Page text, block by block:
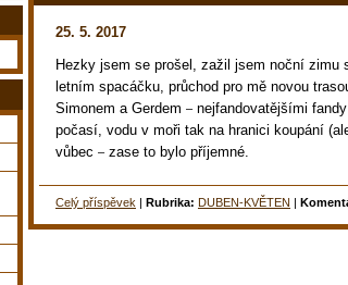
25. 5. 2017
Hezky jsem se prošel, zažil jsem noční
letním spacáčku, průchod pro mě novou
Simonem a Gerdem – nejfandovatějšími
počasí, vodu v moři tak na hranici koupání
vůbec – zase to bylo příjemné.
Celý příspěvek | Rubrika: DUBEN-KVĚTEN |